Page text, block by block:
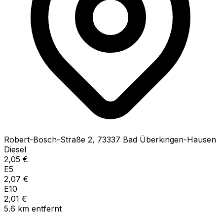
Robert-Bosch-Straße 2, 73337 Bad Überkingen-Hausen
Diesel
2,05 €
E5
2,07 €
E10
2,01 €
5.6 km entfernt